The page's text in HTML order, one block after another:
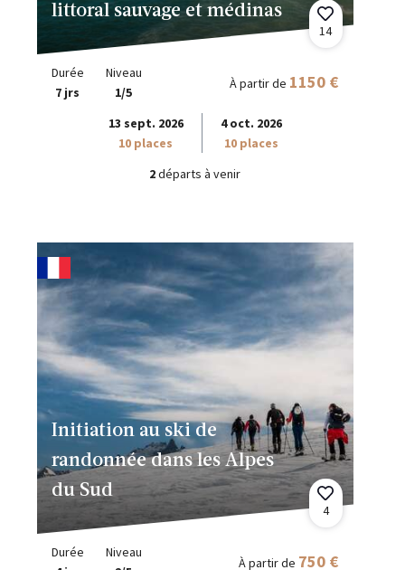
littoral sauvage et médinas
14
Durée
7 jrs
Niveau
1/5
À partir de 1150 €
13 sept. 2026
10 places
4 oct. 2026
10 places
2départs à venir
Initiation au ski de
randonnée dans les Alpes
du Sud
4
Durée
Niveau
À partir de 750 €